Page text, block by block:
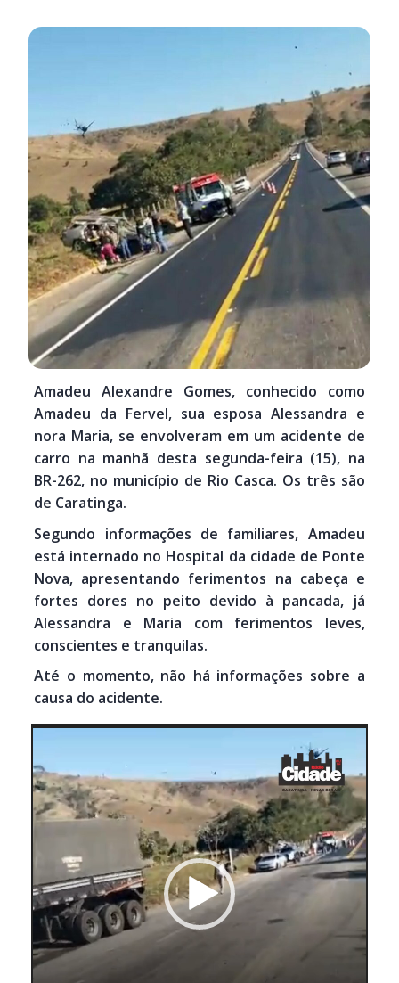
Amadeu Alexandre Gomes, conhecido como
Amadeu da Fervel, sua esposa Alessandra e
nora Maria, se envolveram em um acidente de
carro na manhã desta segunda-feira (15), na
BR-262, no município de Rio Casca. Os três são
de Caratinga.
Segundo informações de familiares, Amadeu
está internado no Hospital da cidade de Ponte
Nova, apresentando ferimentos na cabeça e
fortes dores no peito devido à pancada, já
Alessandra e Maria com ferimentos leves,
conscientes e tranquilas.
Até o momento, não há informações sobre a
causa do acidente.
Tocador
vídeo